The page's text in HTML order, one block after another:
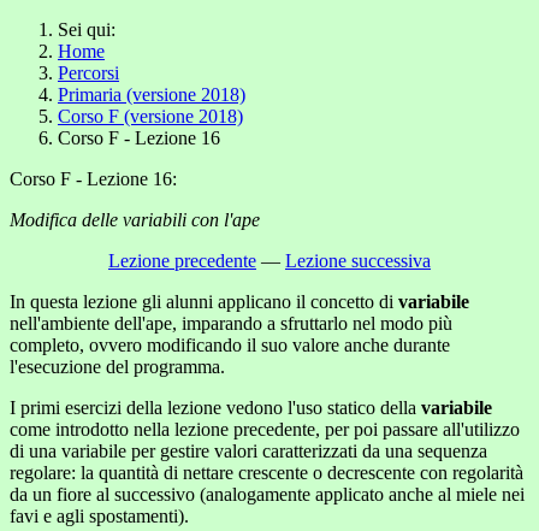
Sei qui:
Home
Percorsi
Primaria (versione 2018)
Corso F (versione 2018)
Corso F - Lezione 16
Corso F - Lezione 16:
Modifica delle variabili con l'ape
Lezione precedente — Lezione successiva
In questa lezione gli alunni applicano il concetto di variabile
nell'ambiente dell'ape, imparando a sfruttarlo nel modo più
completo, ovvero modificando il suo valore anche durante
l'esecuzione del programma.
I primi esercizi della lezione vedono l'uso statico della variabile
come introdotto nella lezione precedente, per poi passare all'utilizzo
di una variabile per gestire valori caratterizzati da una sequenza
regolare: la quantità di nettare crescente o decrescente con regolarità
da un fiore al successivo (analogamente applicato anche al miele nei
favi e agli spostamenti).